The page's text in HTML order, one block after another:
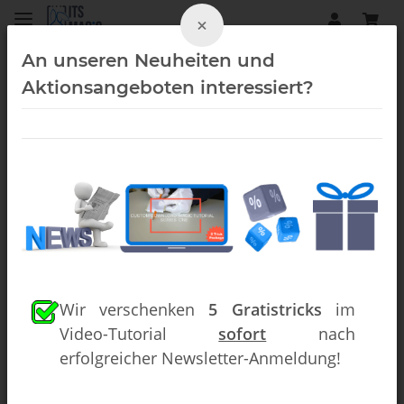
Startseite
Zubehör
Können alleine reicht zum Zaubern nicht aus. Deswegen
finden Sie hier eine sehr große Auswahl an raffiniertem
Entdecken Sie die Gimmicks der Magie!
In unserer umfangreichen Kategorie für Zauberzubehör
finden Sie allerlei Artikel, Gimmicks und Hilfsmittelchen, mit
welchen Ihre Zaubertricks perfekt gelingen. Ob Seidentücher,
×
An unseren Neuheiten und
Aktionsangeboten interessiert?
Wir verschenken 5 Gratistricks im
Video-Tutorial sofort nach
erfolgreicher Newsletter-Anmeldung!